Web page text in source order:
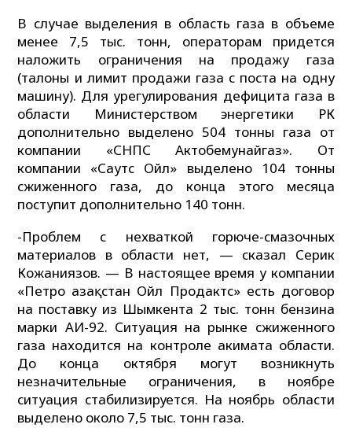
В случае выделения в область газа в объеме
менее 7,5 тыс. тонн, операторам придется
наложить ограничения на продажу газа
(талоны и лимит продажи газа с поста на одну
машину). Для урегулирования дефицита газа в
области Министерством энергетики РК
дополнительно выделено 504 тонны газа от
компании «СНПС Актобемунайгаз». От
компании «Саутс Ойл» выделено 104 тонны
сжиженного газа, до конца этого месяца
поступит дополнительно 140 тонн.
-Проблем с нехваткой горюче-смазочных
материалов в области нет, — сказал Серик
Кожаниязов. — В настоящее время у компании
«Петро Қазақстан Ойл Продактс» есть договор
на поставку из Шымкента 2 тыс. тонн бензина
марки АИ-92. Ситуация на рынке сжиженного
газа находится на контроле акимата области.
До конца октября могут возникнуть
незначительные ограничения, в ноябре
ситуация стабилизируется. На ноябрь области
выделено около 7,5 тыс. тонн газа.